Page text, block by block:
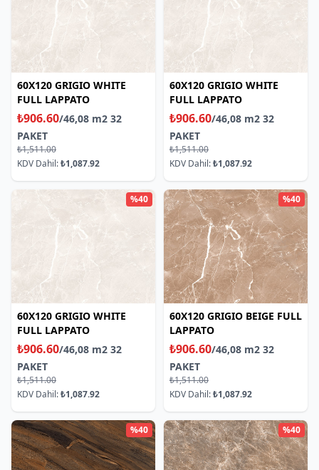
60X120 GRIGIO WHITE
FULL LAPPATO
₺906.60/46,08 m2 32
PAKET
₺1,511.00
KDV Dahil:₺1,087.92
60X120 GRIGIO WHITE
FULL LAPPATO
₺906.60/46,08 m2 32
PAKET
₺1,511.00
KDV Dahil:₺1,087.92
%40
60X120 GRIGIO WHITE
FULL LAPPATO
₺906.60/46,08 m2 32
PAKET
₺1,511.00
KDV Dahil:₺1,087.92
%40
60X120 GRIGIO BEIGE FULL
LAPPATO
₺906.60/46,08 m2 32
PAKET
₺1,511.00
KDV Dahil:₺1,087.92
%40 %40